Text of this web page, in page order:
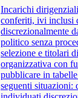
Incarichi
conferiti, ivi inclusi
discrezionalmente
politico senza
selezione e titolari
organizzativa con
pubblicare in
seguenti situazioni: